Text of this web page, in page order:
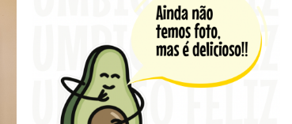
Adicionar
favoritos